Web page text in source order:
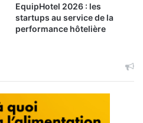
EquipHotel 2026 : les
startups au service de la
performance hôtelière